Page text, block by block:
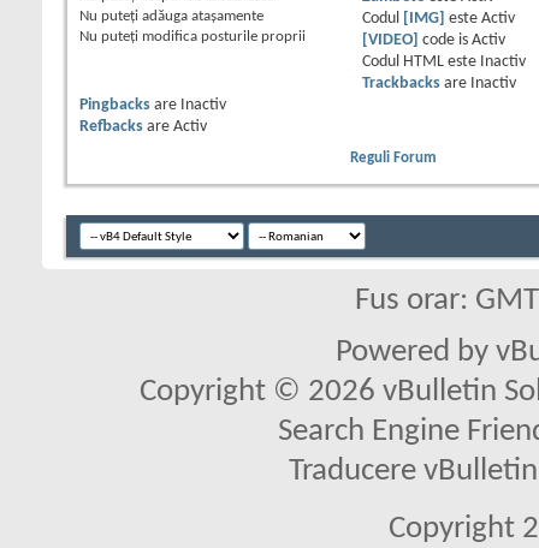
Nu puteţi adăuga ataşamente
Nu puteţi modifica posturile proprii
Codul
[IMG] este Activ
[VIDEO]
code is Activ
Codul HTML este
Inactiv
Trackbacksare
Inactiv
Pingbacks are
Inactiv
Refbacks are Activ
Reguli Forum
Fus orar:
Powered by
Copyright © 2026 vBulletin
Search Engine
Traducere
Copyright